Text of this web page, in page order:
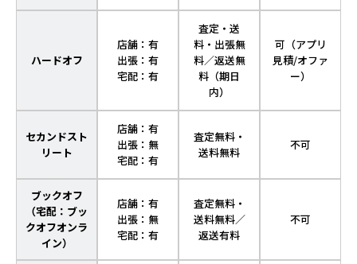
ハードオフ
店舗：有
出張：有
宅配：有
査定・送
料・出張無
料／返送無
料（期日
内）
可（アプリ
見積/オファ
ー）
セカンドスト
リート
店舗：有
出張：無
宅配：有
査定無料・
送料無料
不可
ブックオフ
（宅配：ブッ
クオフオンラ
イン）
店舗：有
出張：無
宅配：有
査定無料・
送料無料／
返送有料
不可